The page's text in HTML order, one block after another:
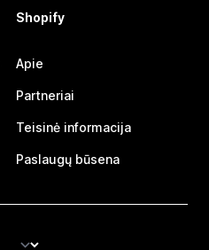
Shopify
Apie
Partneriai
Teisinė informacija
Paslaugų būsena